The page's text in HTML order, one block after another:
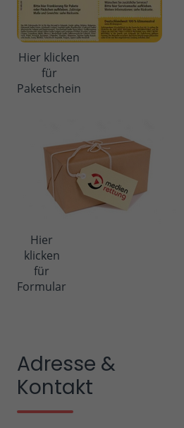
Hier klicken
für
Paketschein
Hier
klicken
für
Formular
Adresse &
Kontakt